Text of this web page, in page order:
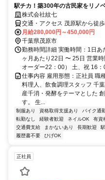
駅チカ！築300年の古民家をリノ
株式会社紋七
交通・アクセス 茂原駅から徒
月給280,000円～450,000円
千葉県茂原市
勤務時間詳細 実働時間：1日
ヶ月あたり22日 〜 25日 営業
オーダー22：00） 土、祝 16
仕事内容 雇用形態：正社員 職
料理人、飲食調理スタッフ 千
産千消・発酵をテーマとした
す。 生...
制服あり 資格取得支援あり バイク通
転勤なし
経験者歓迎 ネイルOK 有資
交通費支給
まかないあり 長期歓迎
履歴書不要
ひげOK
正社員